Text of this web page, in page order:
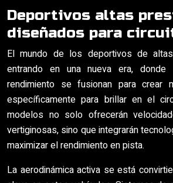
Deportivos altas
diseñados para
El mundo de los deportivos de
entrando en una nueva era,
rendimiento se fusionan para crear
específicamente para brillar en el
modelos no solo ofrecerán
vertiginosas, sino que integrarán
maximizar el rendimiento en pista.
La aerodinámica activa se está